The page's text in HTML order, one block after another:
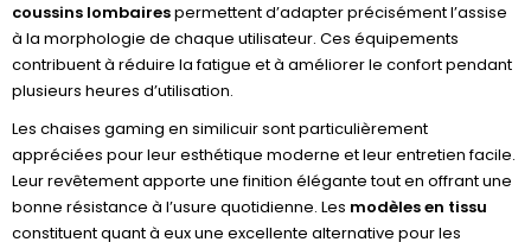
coussins lombairespermettent d’adapter précisément l’assise
à la morphologie de chaque utilisateur. Ces équipements
contribuent à réduire la fatigue et à améliorer le confort pendant
plusieurs heures d’utilisation.
Les chaises gaming en similicuir sont particulièrement
appréciées pour leur esthétique moderne et leur entretien facile.
Leur revêtement apporte une finition élégante tout en offrant une
bonne résistance à l’usure quotidienne. Les modèles en tissu
constituent quant à eux une excellente alternative pour les